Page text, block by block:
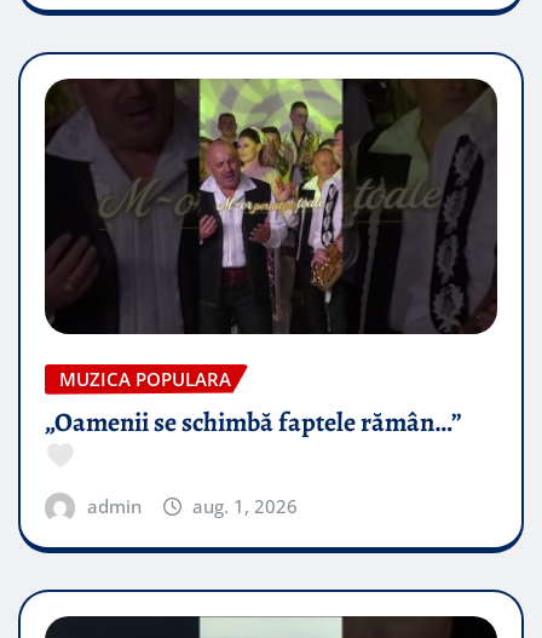
MUZICA POPULARA
„Oamenii se schimbă faptele rămân…”
admin aug. 1, 2026